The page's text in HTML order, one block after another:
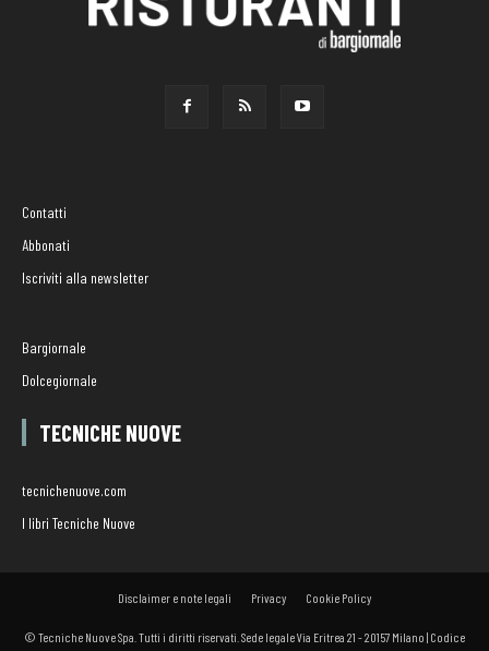
Contatti
Abbonati
Iscriviti alla newsletter
Bargiornale
Dolcegiornale
TECNICHE NUOVE
tecnichenuove.com
I libri Tecniche Nuove
Disclaimer e note legali Privacy Cookie Policy
© Tecniche Nuove Spa. Tutti i diritti riservati. Sede legale Via Eritrea 21 - 20157 Milano | Codice